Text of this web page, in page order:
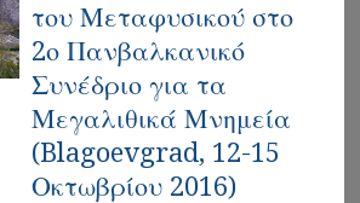
του Μεταφυσικού στο
2ο Πανβαλκανικό
Συνέδριο για τα
Μεγαλιθικά Μνημεία
(Blagoevgrad, 12-15
Οκτωβρίου 2016)